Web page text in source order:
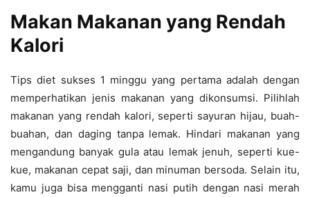
Makan Makanan yang Rendah
Kalori
Tips diet sukses 1 minggu yang pertama adalah dengan
memperhatikan jenis makanan yang dikonsumsi. Pilihlah
makanan yang rendah kalori, seperti sayuran hijau, buah-
buahan, dan daging tanpa lemak. Hindari makanan yang
mengandung banyak gula atau lemak jenuh, seperti kue-
kue, makanan cepat saji, dan minuman bersoda. Selain itu,
kamu juga bisa mengganti nasi putih dengan nasi merah